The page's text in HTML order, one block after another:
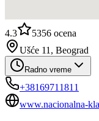
4.3 5356 ocena
Ušće 11, Beograd
Radno vreme
+38169711811
www.nacionalna-